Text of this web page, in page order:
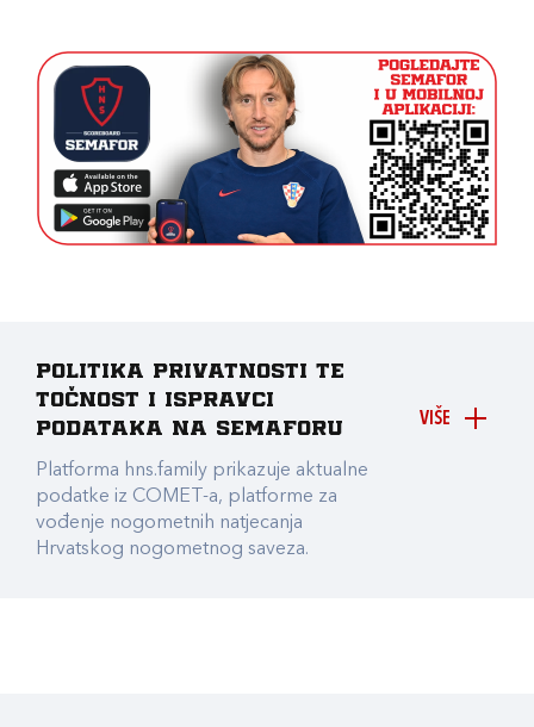
VIŠE
Politika privatnosti te
točnost i ispravci
podataka na Semaforu
Platforma hns.family prikazuje aktualne
podatke iz COMET-a, platforme za
vođenje nogometnih natjecanja
Hrvatskog nogometnog saveza.